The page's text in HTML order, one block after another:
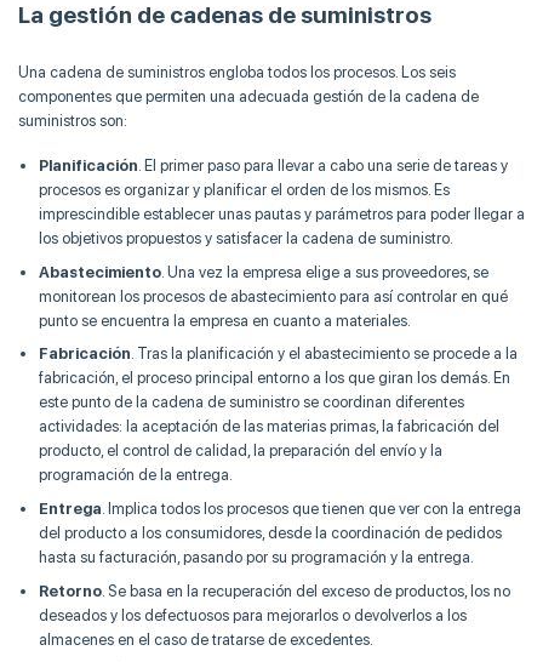
La gestión de cadenas de suministros
Una cadena de suministros engloba todos los procesos. Los seis
componentes que permiten una adecuada gestión de la cadena de
suministros son:
Planificación. El primer paso para llevar a cabo una serie de tareas y
procesos es organizar y planificar el orden de los mismos. Es
imprescindible establecer unas pautas y parámetros para poder llegar a
los objetivos propuestos y satisfacer la cadena de suministro.
Abastecimiento. Una vez la empresa elige a sus proveedores, se
monitorean los procesos de abastecimiento para así controlar en qué
punto se encuentra la empresa en cuanto a materiales.
Fabricación. Tras la planificación y el abastecimiento se procede a la
fabricación, el proceso principal entorno a los que giran los demás. En
este punto de la cadena de suministro se coordinan diferentes
actividades: la aceptación de las materias primas, la fabricación del
producto, el control de calidad, la preparación del envío y la
programación de la entrega.
Entrega. Implica todos los procesos que tienen que ver con la entrega
del producto a los consumidores, desde la coordinación de pedidos
hasta su facturación, pasando por su programación y la entrega.
Retorno. Se basa en la recuperación del exceso de productos, los no
deseados y los defectuosos para mejorarlos o devolverlos a los
almacenes en el caso de tratarse de excedentes.